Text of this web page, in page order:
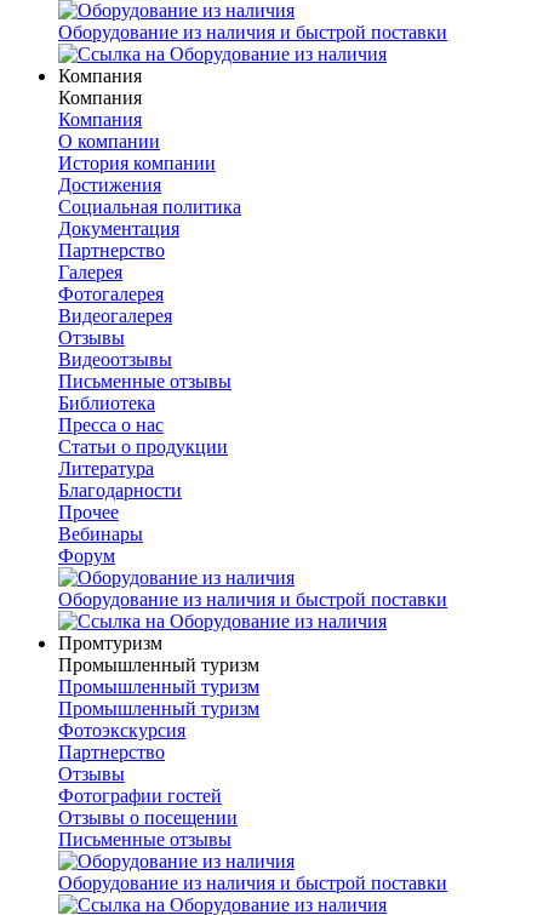
Оборудование из наличия и быстрой поставки
Компания
Компания
Компания
О компании
История компании
Достижения
Социальная политика
Документация
Партнерство
Галерея
Фотогалерея
Видеогалерея
Отзывы
Видеоотзывы
Письменные отзывы
Библиотека
Пресса о нас
Статьи о продукции
Литература
Благодарности
Прочее
Вебинары
Форум
Оборудование из наличия и быстрой поставки
Промтуризм
Промышленный туризм
Промышленный туризм
Промышленный туризм
Фотоэкскурсия
Партнерство
Отзывы
Фотографии гостей
Отзывы о посещении
Письменные отзывы
Оборудование из наличия и быстрой поставки